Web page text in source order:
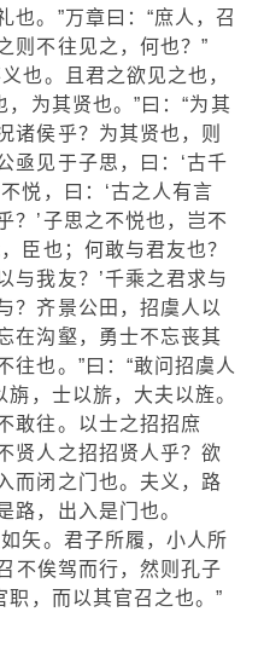
也。”万章曰：“庶人，召
则不往见之，何也？”
也。且君之欲见之也，
，为其贤也。”曰：“为其
诸侯乎？为其贤也，则
亟见于子思，曰：‘古千
悦，曰：‘古之人有言
？’子思之不悦也，岂不
臣也；何敢与君友也？
与我友？’千乘之君求与
？齐景公田，招虞人以
在沟壑，勇士不忘丧其
往也。”曰：“敢问招虞人
，士以旂，大夫以旌。
敢往。以士之招招庶
贤人之招招贤人乎？欲
而闭之门也。夫义，路
路，出入是门也。
矢。君子所履，小人所
不俟驾而行，然则孔子
职，而以其官召之也。”